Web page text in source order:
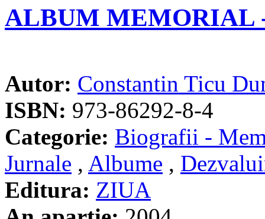
ALBUM MEMORIAL
Autor: Constantin Ticu
ISBN: 973-86292-8-4
Categorie: Biografii -
Jurnale , Albume ,
Editura: ZIUA